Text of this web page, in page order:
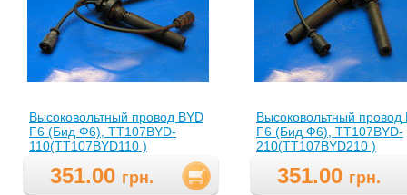
Высоковольтный провод BYD
F6 (Бид Ф6), TT107BYD-
110(TT107BYD110 )
351.00 грн.
Высоковольтный провод
F6 (Бид Ф6), TT107BYD-
210(TT107BYD210 )
351.00 грн.